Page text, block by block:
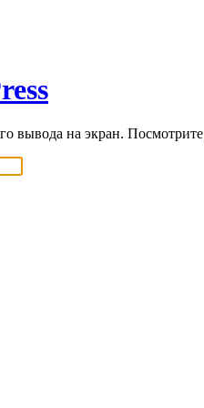
вывода на экран. Посмотрите